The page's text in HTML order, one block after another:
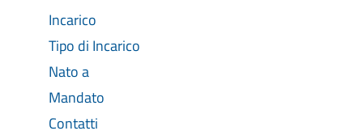
Incarico
Tipo di Incarico
Nato a
Mandato
Contatti